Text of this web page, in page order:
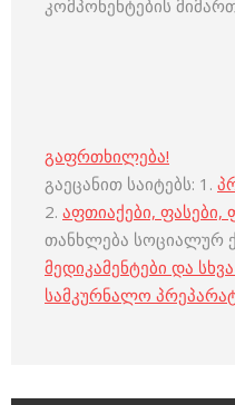
კომპონენტების
გაფრთხილება!
გაეცანით საიტებს: 1.
2. აფთიაქები, ფასები,
თანხლება სოციალურ
მედიკამენტები და
სამკურნალო